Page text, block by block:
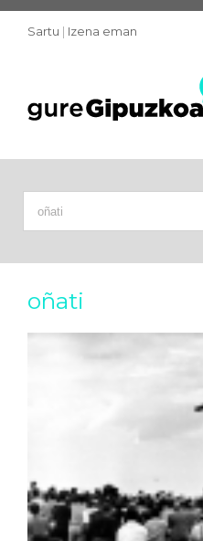
Sartu | Izena eman
oñati